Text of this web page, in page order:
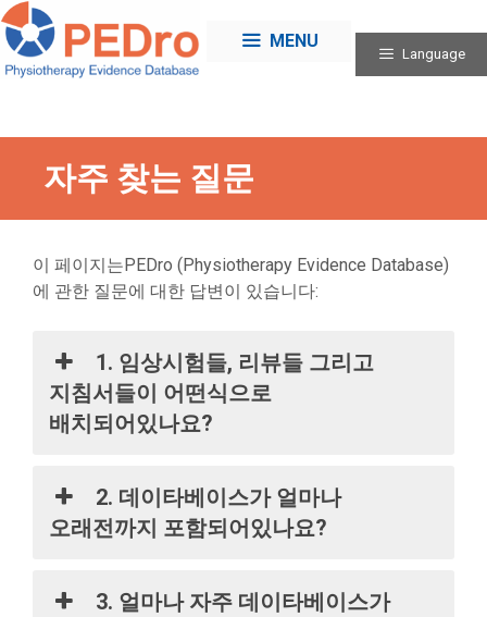
Skip
to
content
MENU
Language
자주 찾는 질문
이 페이지는PEDro (Physiotherapy Evidence Database)
에 관한 질문에 대한 답변이 있습니다:
1. 임상시험들, 리뷰들 그리고
지침서들이 어떤식으로
배치되어있나요?
2. 데이타베이스가 얼마나
오래전까지 포함되어있나요?
3. 얼마나 자주 데이타베이스가